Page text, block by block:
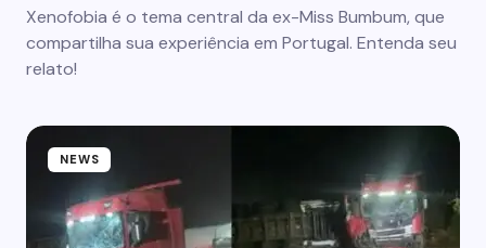
Xenofobia é o tema central da ex-Miss Bumbum, que
compartilha sua experiência em Portugal. Entenda seu
relato!
NEWS